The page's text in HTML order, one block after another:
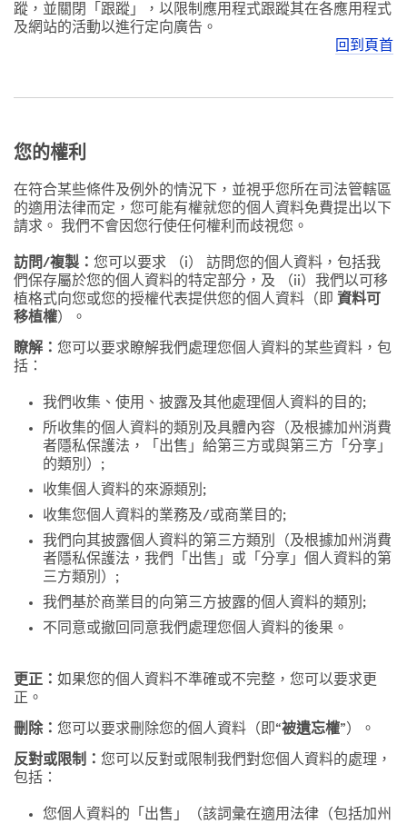
蹤，並關閉「跟蹤」，以限制應用程式跟蹤其在各應用程式
及網站的活動以進行定向廣告。
回到頁首
您的權利
在符合某些條件及例外的情況下，並視乎您所在司法管轄區
的適用法律而定，您可能有權就您的個人資料免費提出以下
請求。 我們不會因您行使任何權利而歧視您。
訪問/複製： 您可以要求 （i） 訪問您的個人資料，包括我
們保存屬於您的個人資料的特定部分，及 （ii）我們以可移
植格式向您或您的授權代表提供您的個人資料（即 資料可
移植權）。
瞭解： 您可以要求瞭解我們處理您個人資料的某些資料，包
括：
我們收集、使用、披露及其他處理個人資料的目的;
所收集的個人資料的類別及具體內容（及根據加州消費
者隱私保護法，「出售」給第三方或與第三方「分享」
的類別）;
收集個人資料的來源類別;
收集您個人資料的業務及/或商業目的;
我們向其披露個人資料的第三方類別（及根據加州消費
者隱私保護法，我們「出售」或「分享」個人資料的第
三方類別）;
我們基於商業目的向第三方披露的個人資料的類別;
不同意或撤回同意我們處理您個人資料的後果。
更正： 如果您的個人資料不準確或不完整，您可以要求更
正。
刪除： 您可以要求刪除您的個人資料（即“被遺忘權”）。
反對或限制： 您可以反對或限制我們對您個人資料的處理，
包括：
您個人資料的「出售」（該詞彙在適用法律（包括加州